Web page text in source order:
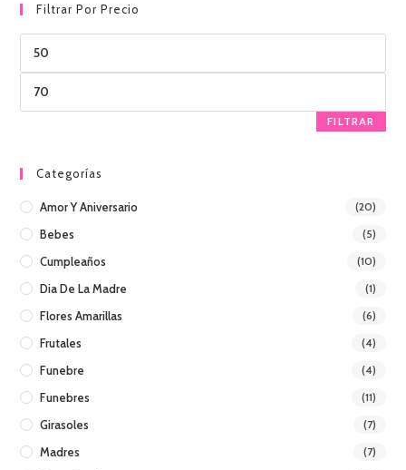
Filtrar Por Precio
FILTRAR
Categorías
Amor Y Aniversario (20)
Bebes (5)
Cumpleaños (10)
Dia De La Madre (1)
Flores Amarillas (6)
Frutales (4)
Funebre (4)
Funebres (11)
Girasoles (7)
Madres (7)